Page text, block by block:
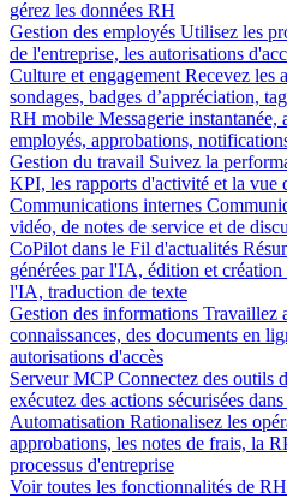
gérez les données RH
Gestion des employés Utilisez les
de l'entreprise, les autorisations
Culture et engagement Recevez les
sondages, badges d’appréciation,
RH mobile Messagerie
employés, approbations,
Gestion du travail Suivez la
KPI, les rapports d'activité et la vue
Communications internes
vidéo, de notes de service et de
CoPilot dans le Fil d'actualités
générées par l'IA, édition et création
l'IA, traduction de texte
Gestion des informations Travaillez
connaissances, des documents en
autorisations d'accès
Serveur MCP Connectez des outils
exécutez des actions sécurisées
Automatisation Rationalisez les
approbations, les notes de frais, la
processus d'entreprise
Voir toutes les fonctionnalités de